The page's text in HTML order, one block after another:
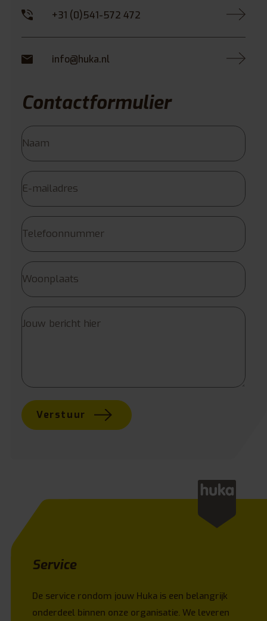
+31 (0)541-572 472
info@huka.nl
Contactformulier
Verstuur
Service
De service rondom jouw Huka is een belangrijk
onderdeel binnen onze organisatie. We leveren